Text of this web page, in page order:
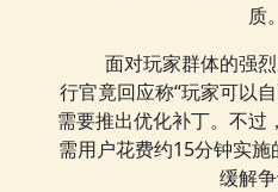
质。
面对玩家群体的强
行官竟回应称“玩家可以
需要推出优化补丁。不过
需用户花费约15分钟实施
缓解争